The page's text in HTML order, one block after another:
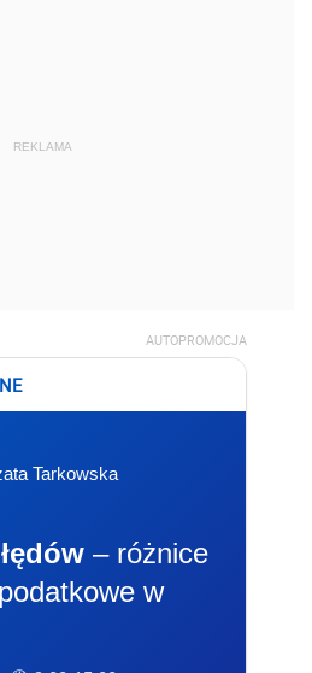
REKLAMA
AUTOPROMOCJA
Tarkowska
– różnice
w